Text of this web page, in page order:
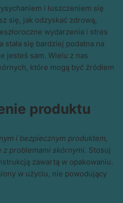
i łuszczeniem się
się, jak odzyskać zdrową,
wydarzenia i stres
stała się bardziej podatna na
jesteś sam. Wielu z nas
które mogą być źródłem
produktu
i bezpiecznym produktem,
problemami skórnymi. Stosuj
zawartą w opakowaniu.
w użyciu, nie powodujący